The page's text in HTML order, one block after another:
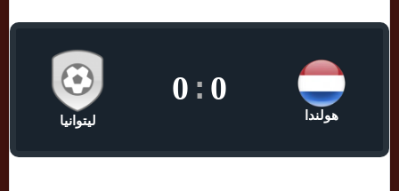
هولندا
0
:
0
ليتوانيا